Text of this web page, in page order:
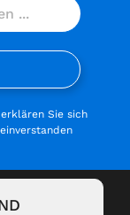
Sie sich